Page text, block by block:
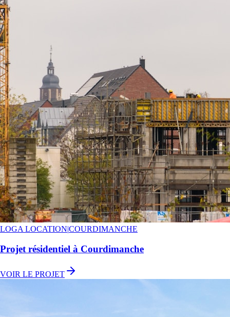
LOGA LOCATION|COURDIMANCHE
Projet résidentiel à Courdimanche
VOIR LE PROJET